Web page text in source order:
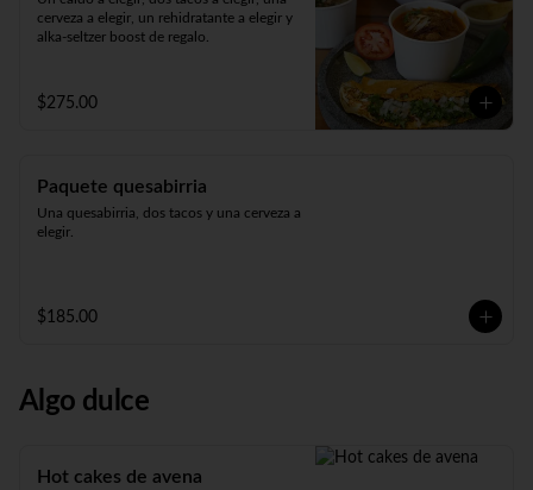
cerveza a elegir, un rehidratante a elegir y
alka-seltzer boost de regalo.
$275.00
Paquete quesabirria
Una quesabirria, dos tacos y una cerveza a
elegir.
$185.00
Algo dulce
Hot cakes de avena